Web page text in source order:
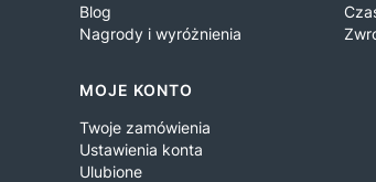
Blog
Nagrody i wyróżnienia
MOJE KONTO
Twoje zamówienia
Ustawienia konta
Ulubione